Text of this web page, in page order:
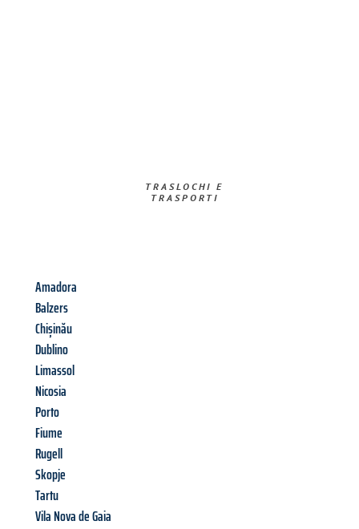
TRASLOCHI E
TRASPORTI​
Amadora
Balzers
Chișinău
Dublino
Limassol
Nicosia
Porto
Fiume
Rugell
Skopje
Tartu
Vila Nova de Gaia